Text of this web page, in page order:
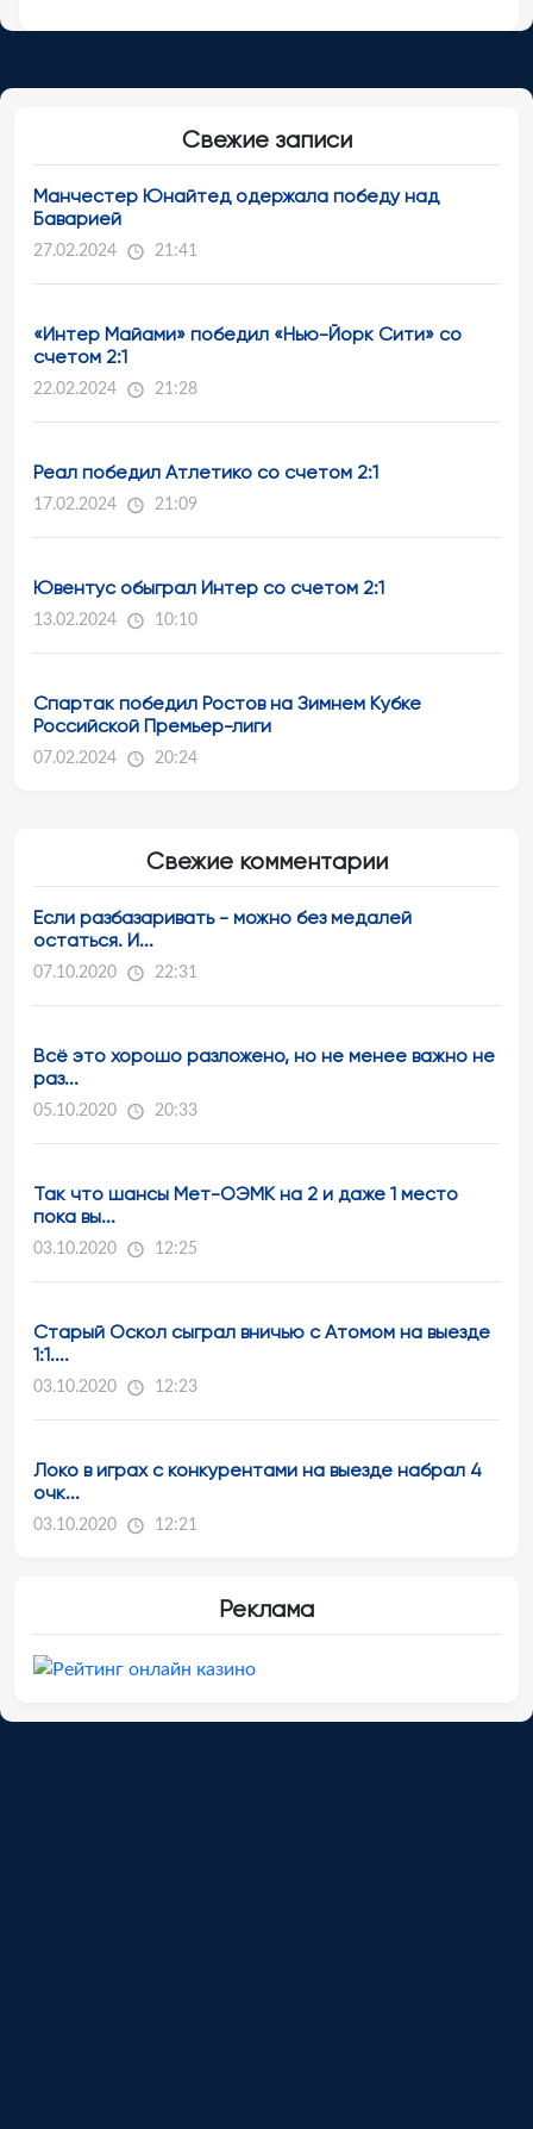
Свежие записи
Манчестер Юнайтед одержала победу над
Баварией
27.02.2024 21:41
«Интер Майами» победил «Нью-Йорк Сити» со
счетом 2:1
22.02.2024 21:28
Реал победил Атлетико со счетом 2:1
17.02.2024 21:09
Ювентус обыграл Интер со счетом 2:1
13.02.2024 10:10
Спартак победил Ростов на Зимнем Кубке
Российской Премьер-лиги
07.02.2024 20:24
Свежие комментарии
Если разбазаривать - можно без медалей
остаться. И...
07.10.2020 22:31
Всё это хорошо разложено, но не менее важно не
раз...
05.10.2020 20:33
Так что шансы Мет-ОЭМК на 2 и даже 1 место
пока вы...
03.10.2020 12:25
Старый Оскол сыграл вничью с Атомом на выезде
1:1....
03.10.2020 12:23
Локо в играх с конкурентами на выезде набрал 4
очк...
03.10.2020 12:21
Реклама